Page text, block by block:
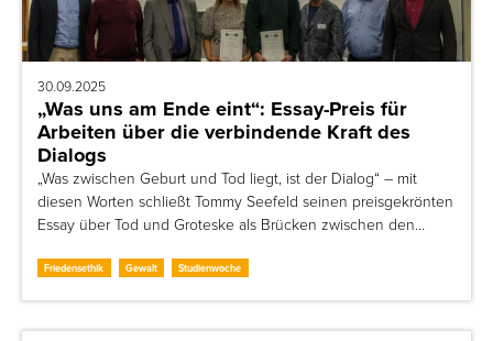
30.09.2025
„Was uns am Ende eint“: Essay-Preis für
Arbeiten über die verbindende Kraft des
Dialogs
„Was zwischen Geburt und Tod liegt, ist der Dialog“ – mit
diesen Worten schließt Tommy Seefeld seinen preisgekrönten
Essay über Tod und Groteske als Brücken zwischen den…
Friedensethik Gewalt Studienwoche